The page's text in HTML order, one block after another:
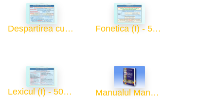
Despartirea cuvintelor in silabe (I) - 50x70 Fonetica (I) - 50x70
Lexicul (I) - 50x70 Manualul Manualelor